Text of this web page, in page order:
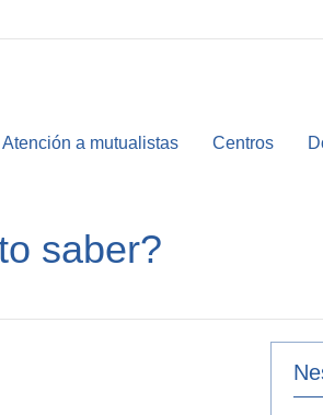
Atención a mutualistas Centros
saber?